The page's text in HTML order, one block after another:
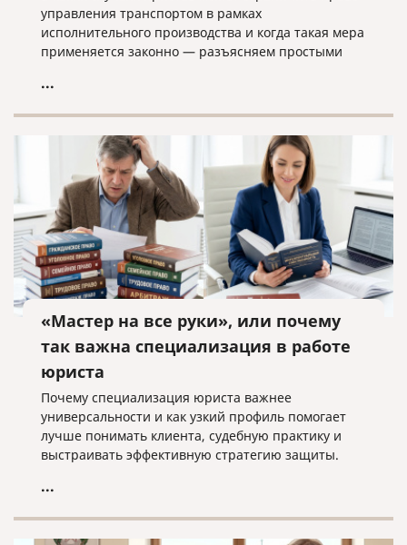
управления транспортом в рамках
исполнительного производства и когда такая мера
применяется законно — разъясняем простыми
...
«Мастер на все руки», или почему
так важна специализация в работе
юриста
Почему специализация юриста важнее
универсальности и как узкий профиль помогает
лучше понимать клиента, судебную практику и
выстраивать эффективную стратегию защиты.
...